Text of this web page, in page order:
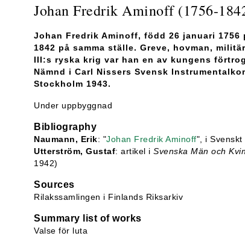
Johan Fredrik Aminoff (1756-
Johan Fredrik Aminoff, född 26 januari
1842 på samma ställe. Greve, hovman,
III:s ryska krig var han en av kungens
Nämnd i Carl Nissers Svensk
Stockholm 1943.
Under uppbyggnad
Bibliography
Naumann, Erik: "Johan Fredrik Aminoff", i
Utterström, Gustaf: artikel i Svenska Män och
1942)
Sources
Rilakssamlingen i Finlands Riksarkiv
Summary list of works
Valse för luta